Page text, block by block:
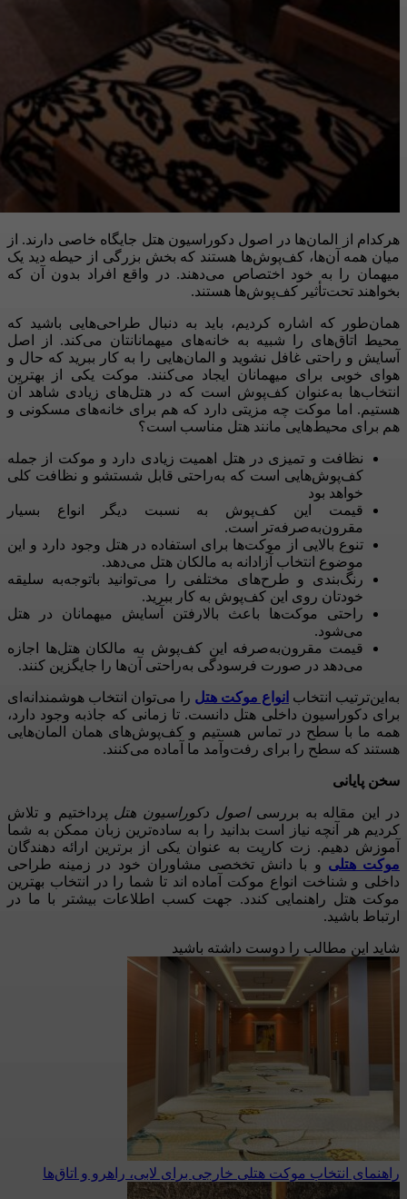
هرکدام از المان‌‌ها در اصول دکوراسیون هتل جایگاه خاصی دارند. از
میان همه آن‌ها، کف‌پوش‌ها هستند که بخش بزرگی از حیطه دید یک
میهمان را به خود اختصاص می‌دهند. در واقع افراد بدون آن که
بخواهند تحت‌تأثیر کف‌پوش‌ها هستند.
همان‌طور که اشاره کردیم، باید به دنبال طراحی‌هایی باشید که
محیط اتاق‌های را شبیه به خانه‌های میهمانانتان می‌کند. از اصل
آسایش و راحتی غافل نشوید و المان‌هایی را به کار ببرید که حال و
هوای خوبی برای میهمانان ایجاد می‌کنند. موکت یکی از بهترین
انتخاب‌ها به‌عنوان کف‌پوش است که در هتل‌های زیادی شاهد آن
هستیم. اما موکت چه مزیتی دارد که هم برای خانه‌های مسکونی و
هم برای محیط‌هایی مانند هتل مناسب است؟
نظافت و تمیزی در هتل اهمیت زیادی دارد و موکت از جمله
کف‌پوش‌هایی است که به‌راحتی قابل شستشو و نظافت کلی
خواهد بود
قیمت این کف‌پوش به نسبت دیگر انواع بسیار
مقرون‌به‌صرفه‌تر است.
تنوع بالایی از موکت‌ها برای استفاده در هتل وجود دارد و این
موضوع انتخاب آزادانه به مالکان هتل می‌دهد.
رنگ‌بندی و طرح‌های مختلفی را می‌توانید باتوجه‌به سلیقه
خودتان روی این کف‌پوش به کار ببرید.
راحتی موکت‌ها باعث بالارفتن آسایش میهمانان در هتل
می‌شود.
قیمت مقرون‌به‌صرفه این کف‌پوش به مالکان هتل‌ها اجازه
می‌دهد در صورت فرسودگی به‌راحتی آن‌ها را جایگزین کنند.
به‌این‌ترتیب انتخاب انواع موکت هتل را می‌توان انتخاب هوشمندانه‌ای
برای دکوراسیون داخلی هتل دانست. تا زمانی که جاذبه وجود دارد،
همه ما با سطح در تماس هستیم و کف‌پوش‌های همان المان‌هایی
هستند که سطح را برای رفت‌وآمد ما آماده می‌کنند.
سخن پایانی
در این مقاله به بررسیاصول دکوراسیون هتل پرداختیم و تلاش
کردیم هر آنچه نیاز است بدانید را به ساده‌ترین زبان ممکن به شما
آموزش دهیم. زت کارپت به عنوان یکی از برترین ارائه دهندگان
موکت هتلی و با دانش تخخصی مشاوران خود در زمینه طراحی
داخلی و شناخت انواع موکت آماده اند تا شما را در انتخاب بهترین
موکت هتل راهنمایی کندد. جهت کسب اطلاعات بیشتر با ما در
ارتباط باشید.
شاید این مطالب را دوست داشته باشید
راهنمای انتخاب موکت هتلی خارجی برای لابی، راهرو و اتاق‌ها